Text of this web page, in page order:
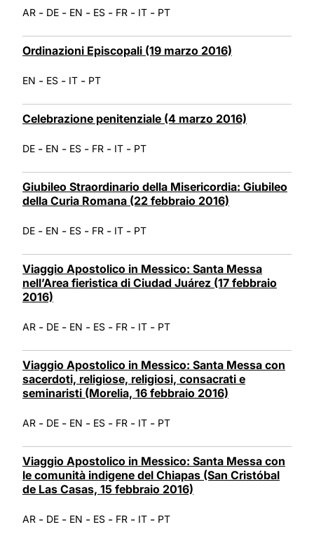
AR - DE - EN - ES - FR - IT - PT
Ordinazioni Episcopali (19 marzo 2016)
EN - ES - IT - PT
Celebrazione penitenziale (4 marzo 2016)
DE - EN - ES - FR - IT - PT
Giubileo Straordinario della Misericordia: Giubileo
della Curia Romana (22 febbraio 2016)
DE - EN - ES - FR - IT - PT
Viaggio Apostolico in Messico: Santa Messa
nell’Area fieristica di Ciudad Juárez (17 febbraio
2016)
AR - DE - EN - ES - FR - IT - PT
Viaggio Apostolico in Messico: Santa Messa con
sacerdoti, religiose, religiosi, consacrati e
seminaristi (Morelia, 16 febbraio 2016)
AR - DE - EN - ES - FR - IT - PT
Viaggio Apostolico in Messico: Santa Messa con
le comunità indigene del Chiapas (San Cristóbal
de Las Casas, 15 febbraio 2016)
AR - DE - EN - ES - FR - IT - PT